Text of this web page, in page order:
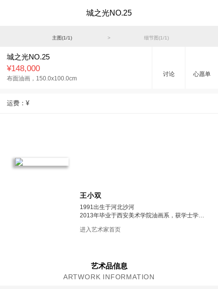
城之光NO.25
主图(1/1) > 细节图(1/1)
城之光NO.25
¥148,000
布面油画， 150.0x100.0cm
讨论 心愿单
运费： ¥
王小双
1991出生于河北沙河
2013年毕业于西安美术学院油画系，获学士学位
学位
进入艺术家首页
艺术品信息
ARTWORK INFORMATION